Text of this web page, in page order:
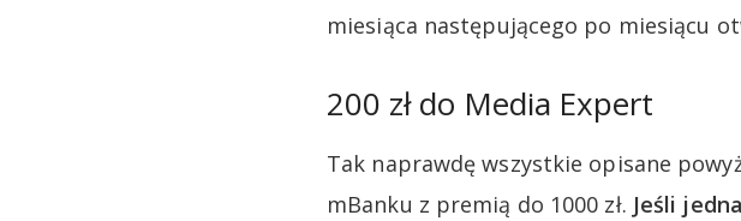
miesiąca następującego po miesiącu
200 zł do Media Expert
Tak naprawdę wszystkie opisane
mBanku z premią do 1000 zł. Jeśli